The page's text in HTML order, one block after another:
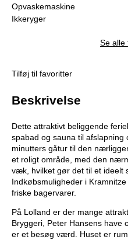
Opvaskemaskine
Ikkeryger
Se alle
Tilføj til favoritter
Beskrivelse
Dette attraktivt beliggende
spabad og sauna til afslapning
minutters gåtur til den
et roligt område, med den
væk, hvilket gør det til et ideelt
Indkøbsmuligheder i
friske bagervarer.
På Lolland er der mange
Bryggeri, Peter Hansens have
er et besøg værd. Huset er